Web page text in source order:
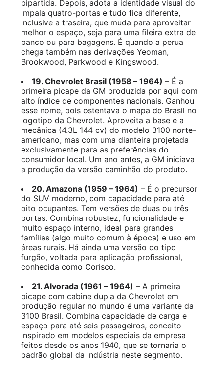
bipartida. Depois, adota a identidade visual do
Impala quatro-portas e tudo fica diferente,
inclusive a traseira, que muda para aproveitar
melhor o espaço, seja para uma fileira extra de
banco ou para bagagens. É quando a perua
chega também nas derivações Yeoman,
Brookwood, Parkwood e Kingswood.
19. Chevrolet Brasil (1958 – 1964) – É a
primeira picape da GM produzida por aqui com
alto índice de componentes nacionais. Ganhou
esse nome, pois ostentava o mapa do Brasil no
logotipo da Chevrolet. Aproveita a base e a
mecânica (4.3L 144 cv) do modelo 3100 norte-
americano, mas com uma dianteira projetada
exclusivamente para as preferências do
consumidor local. Um ano antes, a GM iniciava
a produção da versão caminhão do produto.
20. Amazona (1959 – 1964) – É o precursor
do SUV moderno, com capacidade para até
oito ocupantes. Tem versões de duas ou três
portas. Combina robustez, funcionalidade e
muito espaço interno, ideal para grandes
famílias (algo muito comum à época) e uso em
áreas rurais. Há ainda uma versão do tipo
furgão, voltada para aplicação profissional,
conhecida como Corisco.
21. Alvorada (1961 – 1964) – A primeira
picape com cabine dupla da Chevrolet em
produção regular no mundo é uma variante da
3100 Brasil. Combina capacidade de carga e
espaço para até seis passageiros, conceito
inspirado em modelos especiais da empresa
feitos desde os anos 1940, que se tornaria o
padrão global da indústria neste segmento.